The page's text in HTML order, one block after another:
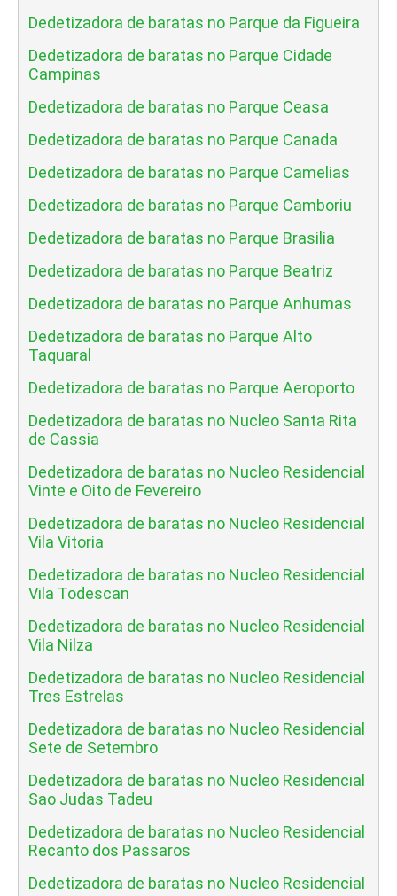
Dedetizadora de baratas no Parque da Figueira
Dedetizadora de baratas no Parque Cidade
Campinas
Dedetizadora de baratas no Parque Ceasa
Dedetizadora de baratas no Parque Canada
Dedetizadora de baratas no Parque Camelias
Dedetizadora de baratas no Parque Camboriu
Dedetizadora de baratas no Parque Brasilia
Dedetizadora de baratas no Parque Beatriz
Dedetizadora de baratas no Parque Anhumas
Dedetizadora de baratas no Parque Alto
Taquaral
Dedetizadora de baratas no Parque Aeroporto
Dedetizadora de baratas no Nucleo Santa Rita
de Cassia
Dedetizadora de baratas no Nucleo Residencial
Vinte e Oito de Fevereiro
Dedetizadora de baratas no Nucleo Residencial
Vila Vitoria
Dedetizadora de baratas no Nucleo Residencial
Vila Todescan
Dedetizadora de baratas no Nucleo Residencial
Vila Nilza
Dedetizadora de baratas no Nucleo Residencial
Tres Estrelas
Dedetizadora de baratas no Nucleo Residencial
Sete de Setembro
Dedetizadora de baratas no Nucleo Residencial
Sao Judas Tadeu
Dedetizadora de baratas no Nucleo Residencial
Recanto dos Passaros
Dedetizadora de baratas no Nucleo Residencial